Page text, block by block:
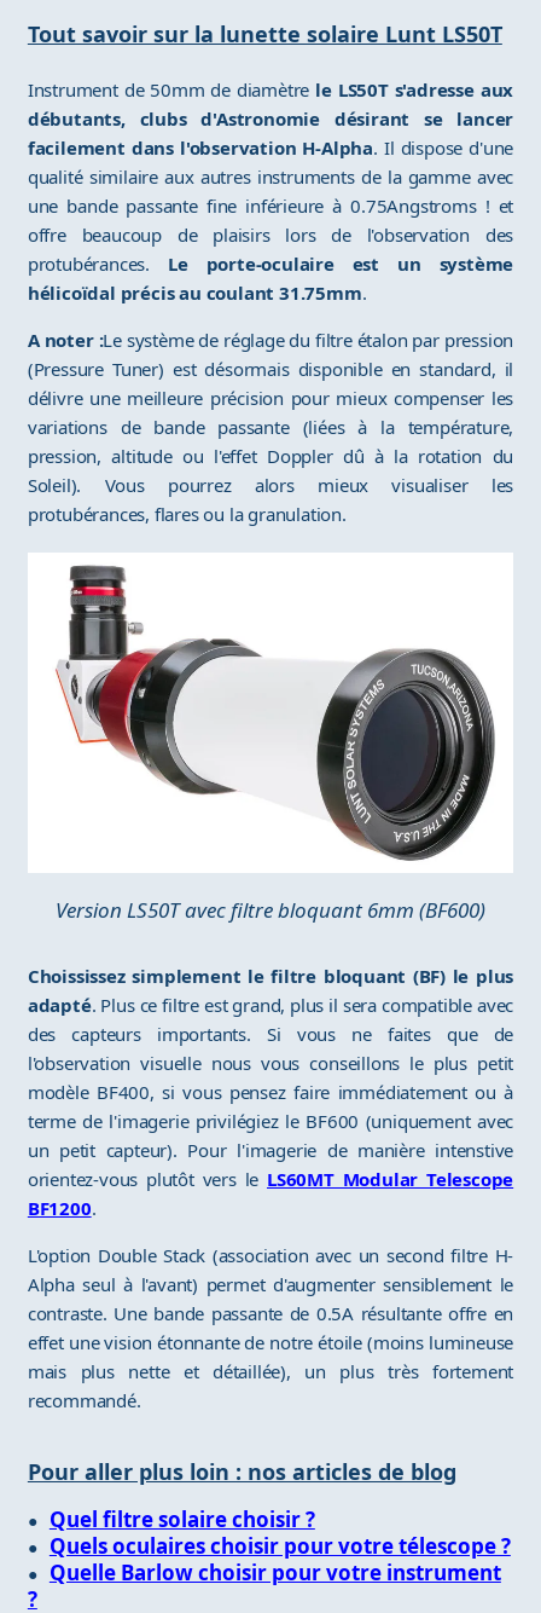
Tout savoir sur la lunette solaire Lunt LS50T
Instrument de 50mm de diamètre le LS50T s'adresse aux
débutants, clubs d'Astronomie désirant se lancer
facilement dans l'observation H-Alpha. Il dispose d'une
qualité similaire aux autres instruments de la gamme avec
une bande passante fine inférieure à 0.75Angstroms ! et
offre beaucoup de plaisirs lors de l'observation des
protubérances. Le porte-oculaire est un système
hélicoïdal précis au coulant 31.75mm.
A noter :Le système de réglage du filtre étalon par pression
(Pressure Tuner) est désormais disponible en standard, il
délivre une meilleure précision pour mieux compenser les
variations de bande passante (liées à la température,
pression, altitude ou l'effet Doppler dû à la rotation du
Soleil). Vous pourrez alors mieux visualiser les
protubérances, flares ou la granulation.
Version LS50T avec filtre bloquant 6mm (BF600)
Choississez simplement le filtre bloquant (BF) le plus
adapté. Plus ce filtre est grand, plus il sera compatible avec
des capteurs importants. Si vous ne faites que de
l'observation visuelle nous vous conseillons le plus petit
modèle BF400, si vous pensez faire immédiatement ou à
terme de l'imagerie privilégiez le BF600 (uniquement avec
un petit capteur). Pour l'imagerie de manière intenstive
orientez-vous plutôt vers le LS60MT Modular Telescope
BF1200.
L'option Double Stack (association avec un second filtre H-
Alpha seul à l'avant) permet d'augmenter sensiblement le
contraste. Une bande passante de 0.5A résultante offre en
effet une vision étonnante de notre étoile (moins lumineuse
mais plus nette et détaillée), un plus très fortement
recommandé.
Pour aller plus loin : nos articles de blog
Quel filtre solaire choisir ?
Quels oculaires choisir pour votre télescope ?
Quelle Barlow choisir pour votre instrument
?